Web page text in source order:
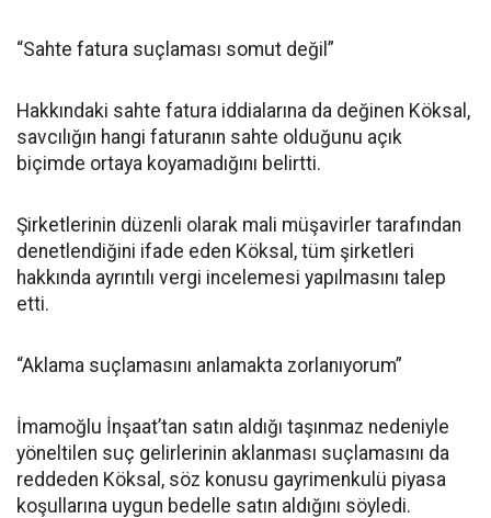
“Sahte fatura suçlaması somut değil”
Hakkındaki sahte fatura iddialarına da değinen Köksal,
savcılığın hangi faturanın sahte olduğunu açık
biçimde ortaya koyamadığını belirtti.
Şirketlerinin düzenli olarak mali müşavirler tarafından
denetlendiğini ifade eden Köksal, tüm şirketleri
hakkında ayrıntılı vergi incelemesi yapılmasını talep
etti.
“Aklama suçlamasını anlamakta zorlanıyorum”
İmamoğlu İnşaat’tan satın aldığı taşınmaz nedeniyle
yöneltilen suç gelirlerinin aklanması suçlamasını da
reddeden Köksal, söz konusu gayrimenkulü piyasa
koşullarına uygun bedelle satın aldığını söyledi.